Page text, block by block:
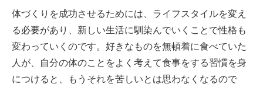
体づくりを成功させるためには、ライフスタイルを変え
る必要があり、新しい生活に馴染んでいくことで性格も
変わっていくのです。好きなものを無頓着に食べていた
人が、自分の体のことをよく考えて食事をする習慣を身
につけると、もうそれを苦しいとは思わなくなるので